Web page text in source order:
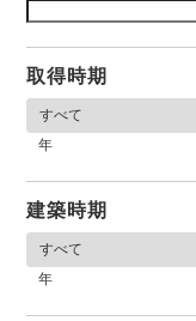
取得時期
年
建築時期
年